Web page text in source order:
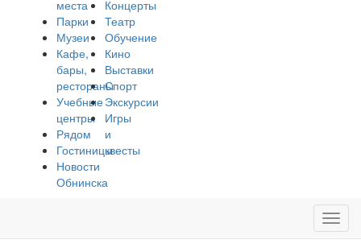
места
Парки
Музеи
Кафе,
бары,
рестораны
Учебные
центры
Рядом
Гостиницы
Новости
Обнинска
Концерты
Театр
Обучение
Кино
Выставки
Спорт
Экскурсии
Игры
и
квесты